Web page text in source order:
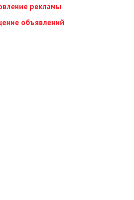
рекламы
объявлений